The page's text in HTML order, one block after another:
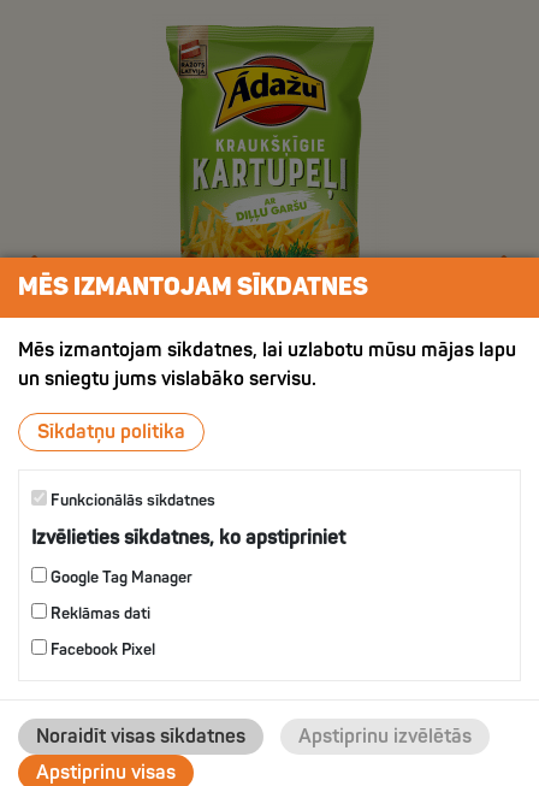
ХРУСТЯЩИЙ КАРТОФЕЛЬ СО
ВКУСОМ УКРОПА
MĒS IZMANTOJAM SĪKDATNES
Mēs izmantojam sīkdatnes, lai uzlabotu mūsu mājas lapu
un sniegtu jums vislabāko servisu.
Sīkdatņu politika
Funkcionālās sīkdatnes
Izvēlieties sīkdatnes, ko apstipriniet
Google Tag Manager
Reklāmas dati
Facebook Pixel
Noraidīt visas sīkdatnes
Apstiprinu izvēlētās
Apstiprinu visas